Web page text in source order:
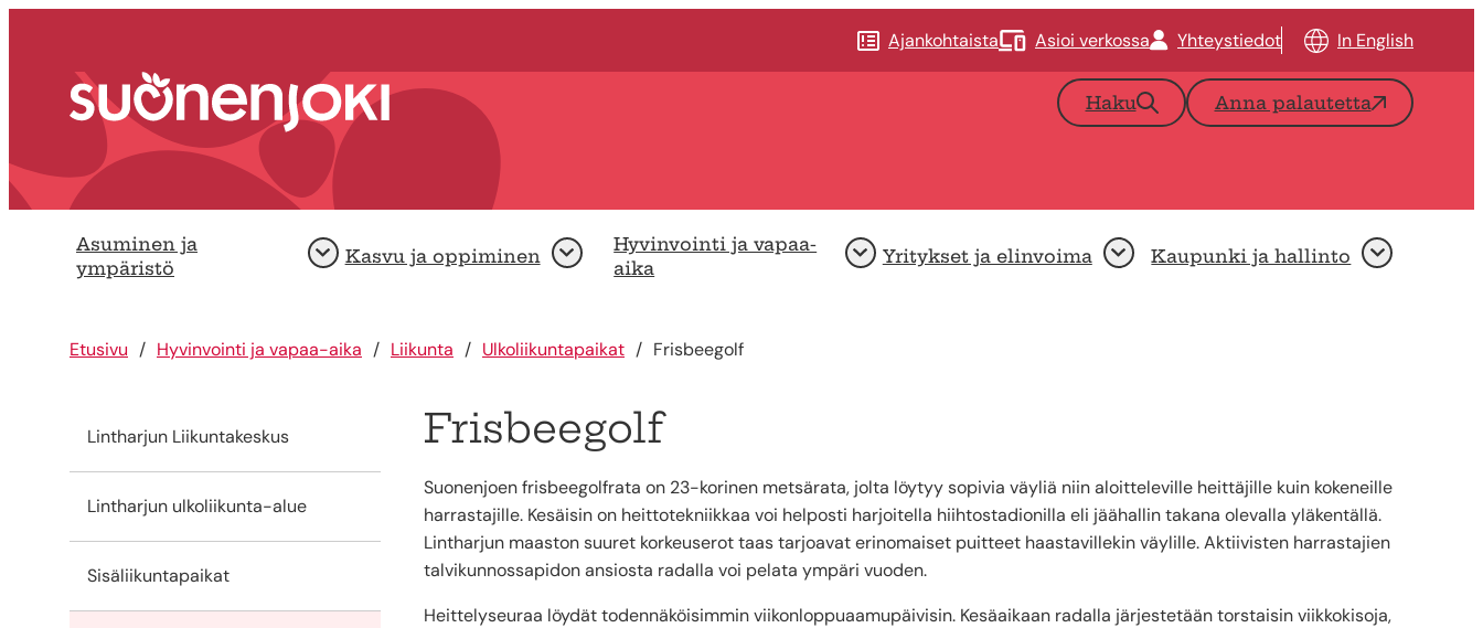
Ajankohtaista
Asioi verkossa Yhteystiedot In English
Etusivu
Haku Anna palautetta
Asuminen ja
ympäristö
AvaaKasvu ja oppiminen Avaa
Hyvinvointi ja vapaa-
aika
AvaaYritykset ja elinvoima AvaaKaupunki ja hallinto Avaa
Etusivu Hyvinvointi ja vapaa-aika Liikunta Ulkoliikuntapaikat Frisbeegolf
Lintharjun Liikuntakeskus
Lintharjun ulkoliikunta-alue
Sisäliikuntapaikat
Frisbeegolf
Suonenjoen frisbeegolfrata on 23-korinen metsärata, jolta löytyy sopivia väyliä niin aloitteleville heittäjille kuin kokeneille
harrastajille. Kesäisin on heittotekniikkaa voi helposti harjoitella hiihtostadionilla eli jäähallin takana olevalla yläkentällä.
Lintharjun maaston suuret korkeuserot taas tarjoavat erinomaiset puitteet haastavillekin väylille. Aktiivisten harrastajien
talvikunnossapidon ansiosta radalla voi pelata ympäri vuoden.
Heittelyseuraa löydät todennäköisimmin viikonloppuaamupäivisin. Kesäaikaan radalla järjestetään torstaisin viikkokisoja,